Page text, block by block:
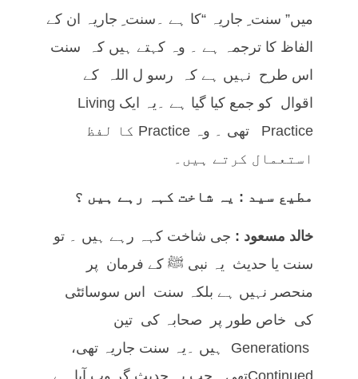
میں” سنت ِ جاریہ “کا ہے ۔سنت ِ جاریہ ان کے
الفاظ کا ترجمہ ہے ۔ وہ کہتے ہیں کہ سنت
اس طرح نہیں ہے کہ رسو ل اللہ کے
اقوال کو جمع کیا گیا ہے ۔یہ ایک Living
Practice تھی ۔ وہ Practice کا لفظ
استعمال کرتے ہیں۔
مطیع سید : یہ شاخت کہہ رہے ہیں ؟
خالد مسعود : جی شاخت کہہ رہے ہیں ۔ تو
سنت یا حدیث یہ نبی ﷺ کے فرمان پر
منحصر نہیں ہے بلکہ سنت اس سوسائٹی
کی خاص طور پر صحابہ کی تین
Generations ہیں ۔یہ سنت جاریہ تھی،
Continuedتھی ۔جب یہ حدیث گر وپ آیا ہے